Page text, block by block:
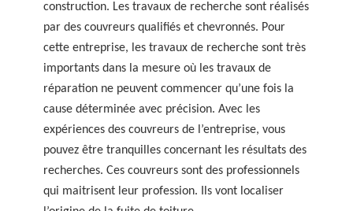
construction. Les travaux de recherche sont réalisés
par des couvreurs qualifiés et chevronnés. Pour
cette entreprise, les travaux de recherche sont très
importants dans la mesure où les travaux de
réparation ne peuvent commencer qu’une fois la
cause déterminée avec précision. Avec les
expériences des couvreurs de l’entreprise, vous
pouvez être tranquilles concernant les résultats des
recherches. Ces couvreurs sont des professionnels
qui maitrisent leur profession. Ils vont localiser